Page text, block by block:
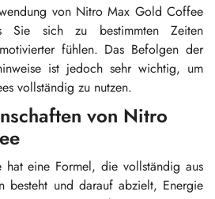
von Nitro Max Gold Coffee
Sie sich zu bestimmten Zeiten
fühlen. Das Befolgen der
ist jedoch sehr wichtig, um
vollständig zu nutzen.
von Nitro
eine Formel, die vollständig aus
besteht und darauf abzielt, Energie